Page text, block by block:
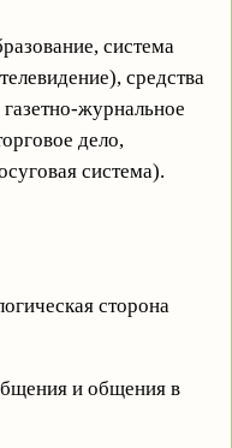
система
телевидение), средства
журнальное
дело,
система).
сторона
и общения в